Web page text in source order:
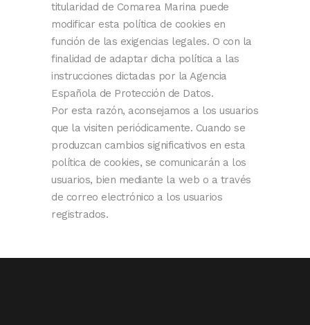
titularidad de Comarea Marina puede
modificar esta política de cookies en
función de las exigencias legales. O con la
finalidad de adaptar dicha política a las
instrucciones dictadas por la Agencia
Española de Protección de Datos.
Por esta razón, aconsejamos a los usuarios
que la visiten periódicamente. Cuando se
produzcan cambios significativos en esta
política de cookies, se comunicarán a los
usuarios, bien mediante la web o a través
de correo electrónico a los usuarios
registrados.